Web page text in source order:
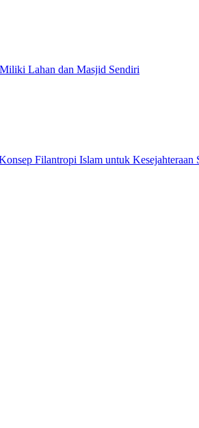
Lahan dan Masjid Sendiri
Filantropi Islam untuk Kesejahteraan